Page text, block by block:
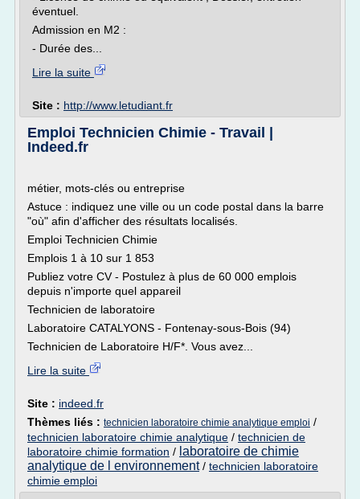
éventuel.
Admission en M2 :
- Durée des...
Lire la suite
Site : http://www.letudiant.fr
Emploi Technicien Chimie - Travail |
Indeed.fr
métier, mots-clés ou entreprise
Astuce : indiquez une ville ou un code postal dans la barre
"où" afin d'afficher des résultats localisés.
Emploi Technicien Chimie
Emplois 1 à 10 sur 1 853
Publiez votre CV - Postulez à plus de 60 000 emplois
depuis n'importe quel appareil
Technicien de laboratoire
Laboratoire CATALYONS - Fontenay-sous-Bois (94)
Technicien de Laboratoire H/F*. Vous avez...
Lire la suite
Site : indeed.fr
Thèmes liés : technicien laboratoire chimie analytique emploi /
technicien laboratoire chimie analytique / technicien de
laboratoire chimie formation / laboratoire de chimie
analytique de l environnement/ technicien laboratoire
chimie emploi